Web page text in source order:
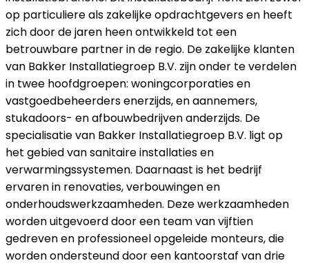
op particuliere als zakelijke opdrachtgevers en heeft
zich door de jaren heen ontwikkeld tot een
betrouwbare partner in de regio. De zakelijke klanten
van Bakker Installatiegroep B.V. zijn onder te verdelen
in twee hoofdgroepen: woningcorporaties en
vastgoedbeheerders enerzijds, en aannemers,
stukadoors- en afbouwbedrijven anderzijds. De
specialisatie van Bakker Installatiegroep B.V. ligt op
het gebied van sanitaire installaties en
verwarmingssystemen. Daarnaast is het bedrijf
ervaren in renovaties, verbouwingen en
onderhoudswerkzaamheden. Deze werkzaamheden
worden uitgevoerd door een team van vijftien
gedreven en professioneel opgeleide monteurs, die
worden ondersteund door een kantoorstaf van drie